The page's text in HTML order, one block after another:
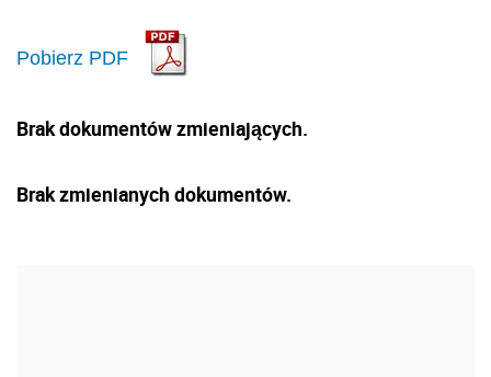
Pobierz PDF
Brak dokumentów zmieniających.
Brak zmienianych dokumentów.